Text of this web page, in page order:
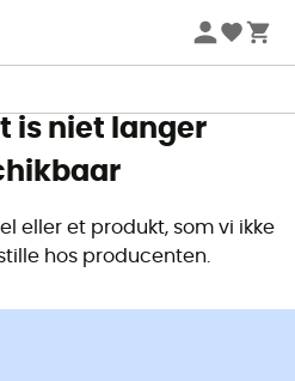
EXTRA vanaf 2 producten* met
is niet langer
eller et produkt, som vi ikke
hos producenten.